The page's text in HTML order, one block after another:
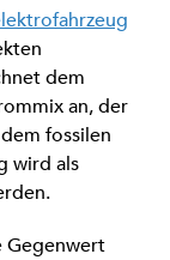
dem
an, der
fossilen
wird als
Gegenwert